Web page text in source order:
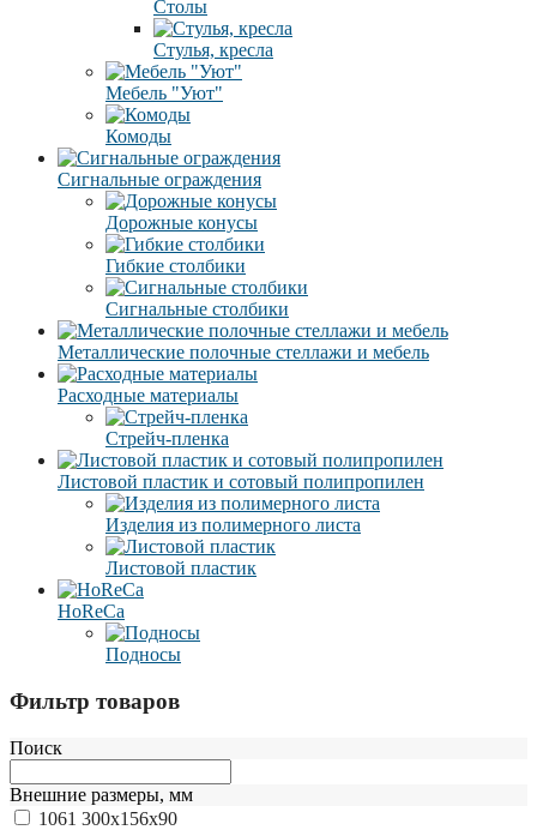
Столы
Стулья, кресла
Мебель "Уют"
Комоды
Сигнальные ограждения
Дорожные конусы
Гибкие столбики
Сигнальные столбики
Металлические полочные стеллажи и мебель
Расходные материалы
Стрейч-пленка
Листовой пластик и сотовый полипропилен
Изделия из полимерного листа
Листовой пластик
HoReCa
Подносы
Фильтр товаров
Поиск
Внешние размеры, мм
1061 300x156x90